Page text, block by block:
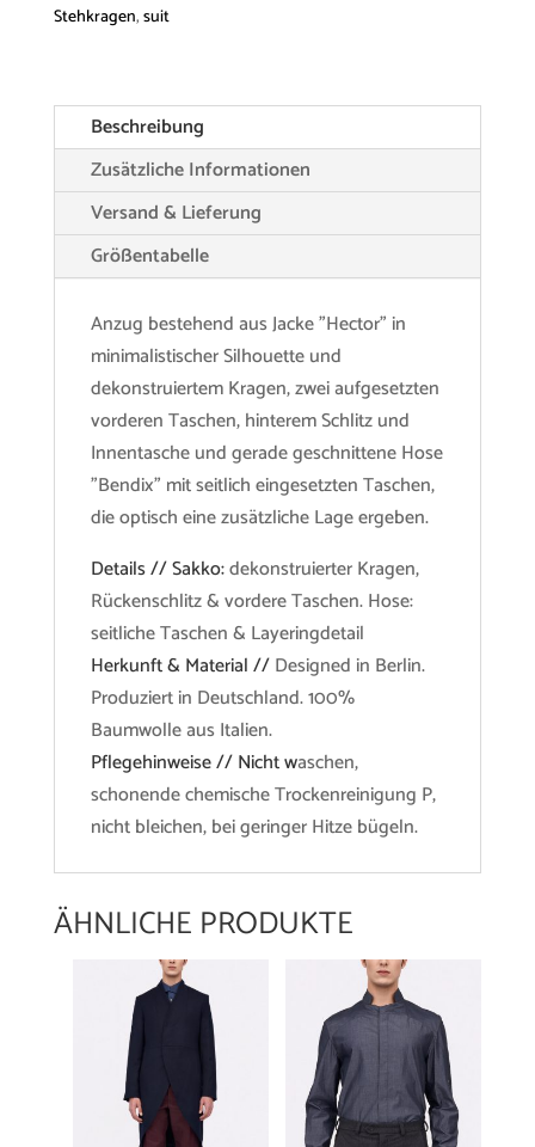
Stehkragen,suit
Beschreibung
Zusätzliche Informationen
Versand & Lieferung
Größentabelle
Anzug bestehend aus Jacke "Hector" in
minimalistischer Silhouette und
dekonstruiertem Kragen, zwei aufgesetzten
vorderen Taschen, hinterem Schlitz und
Innentasche und gerade geschnittene Hose
"Bendix" mit seitlich eingesetzten Taschen,
die optisch eine zusätzliche Lage ergeben.
Details // Sakko:dekonstruierter Kragen,
Rückenschlitz & vordere Taschen. Hose:
seitliche Taschen & Layeringdetail
Herkunft & Material //Designed in Berlin.
Produziert in Deutschland. 100%
Baumwolle aus Italien.
Pflegehinweise // Nicht waschen,
schonende chemische Trockenreinigung P,
nicht bleichen, bei geringer Hitze bügeln.
ÄHNLICHE PRODUKTE